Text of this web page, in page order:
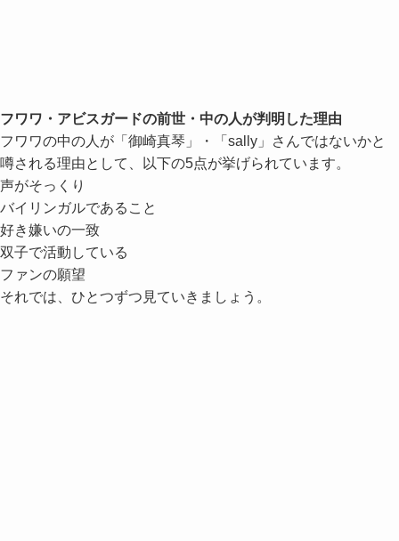
フワワ・アビスガードの前世・中の人が判明した理由
フワワの中の人が「御崎真琴」・「sally」さんではないかと
噂される理由として、以下の5点が挙げられています。
声がそっくり
バイリンガルであること
好き嫌いの一致
双子で活動している
ファンの願望
それでは、ひとつずつ見ていきましょう。